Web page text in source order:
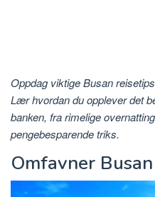
Oppdag viktige Busan
Lær hvordan du opplever det
banken, fra rimelige
pengebesparende triks.
Omfavner